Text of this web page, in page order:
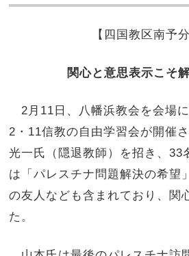
【四国教区南予
関心と意思表示こそ
2月11日、八幡浜教会を会場
2・11信教の自由学習会が開催
光一氏（隠退教師）を招き、33
は「パレスチナ問題解決の希望
の友人なども含まれており、関
た。